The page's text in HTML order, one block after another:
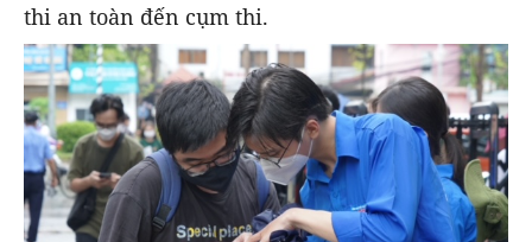
thi an toàn đến cụm thi.